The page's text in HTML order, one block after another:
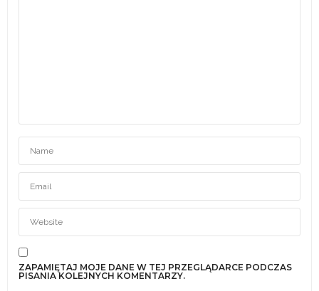
ZAPAMIĘTAJ MOJE DANE W TEJ PRZEGLĄDARCE PODCZAS
PISANIA KOLEJNYCH KOMENTARZY.